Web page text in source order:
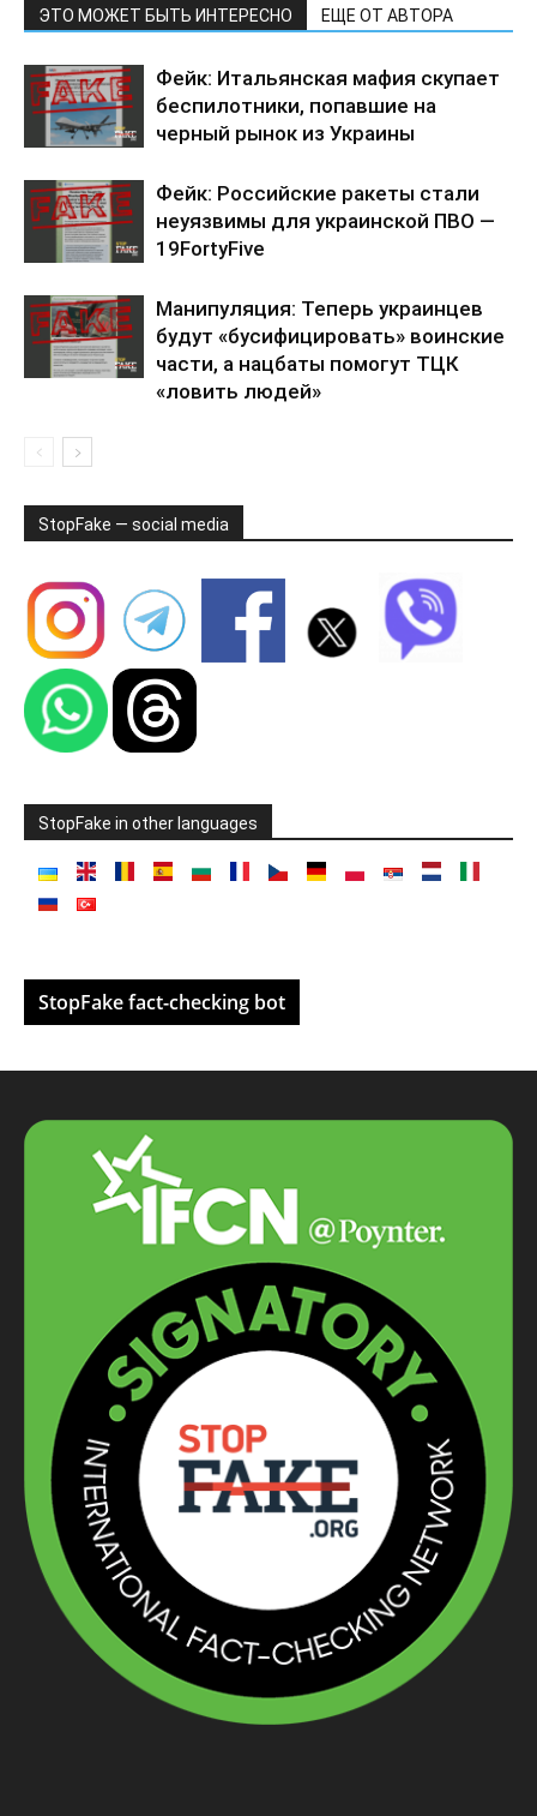
ЭТО МОЖЕТ БЫТЬ ИНТЕРЕСНО ЕЩЕ ОТ АВТОРА
Фейк: Итальянская мафия скупает
беспилотники, попавшие на
черный рынок из Украины
Фейк: Российские ракеты стали
неуязвимы для украинской ПВО —
19FortyFive
Манипуляция: Теперь украинцев
будут «бусифицировать» воинские
части, а нацбаты помогут ТЦК
«ловить людей»
StopFake — social media
StopFake in other languages
StopFake fact-checking bot